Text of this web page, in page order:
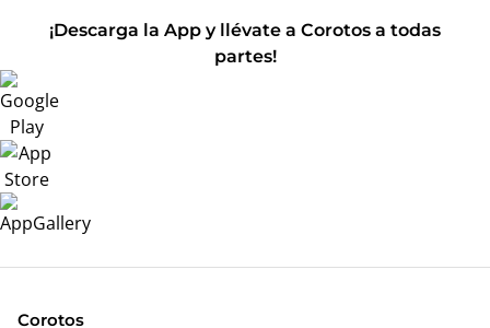
¡Descarga la App y llévate a Corotos a todas
partes!
Corotos